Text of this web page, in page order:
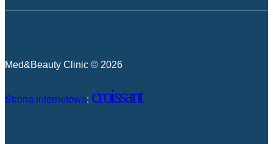
Med&Beauty Clinic © 2026
Strona internetowa: croissant